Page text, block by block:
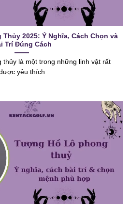
2025: Ý Nghĩa, Cách Chọn và
Trí Đúng Cách
thủy là một trong những linh vật rất
yêu thích